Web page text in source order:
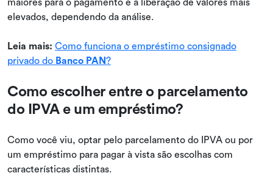
elevados, dependendo da análise.
Leia mais: Como funciona o empréstimo consignado
privado do Banco PAN?
Como escolher entre o parcelamento
do IPVA e um empréstimo?
Como você viu, optar pelo parcelamento do IPVA ou por
um empréstimo para pagar à vista são escolhas com
características distintas.